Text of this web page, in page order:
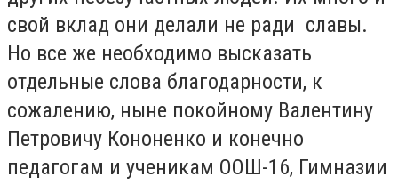
свой вклад они делали не ради славы.
Но все же необходимо высказать
отдельные слова благодарности, к
сожалению, ныне покойному Валентину
Петровичу Кононенко и конечно
педагогам и ученикам ООШ-16, Гимназии